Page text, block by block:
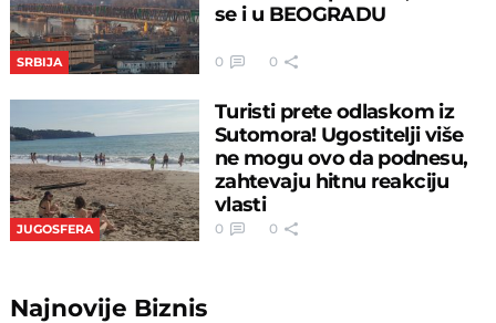
SRBIJA
se i u BEOGRADU
0 0
JUGOSFERA
Turisti prete odlaskom iz
Sutomora! Ugostitelji više
ne mogu ovo da podnesu,
zahtevaju hitnu reakciju
vlasti
0 0
Najnovije Biznis